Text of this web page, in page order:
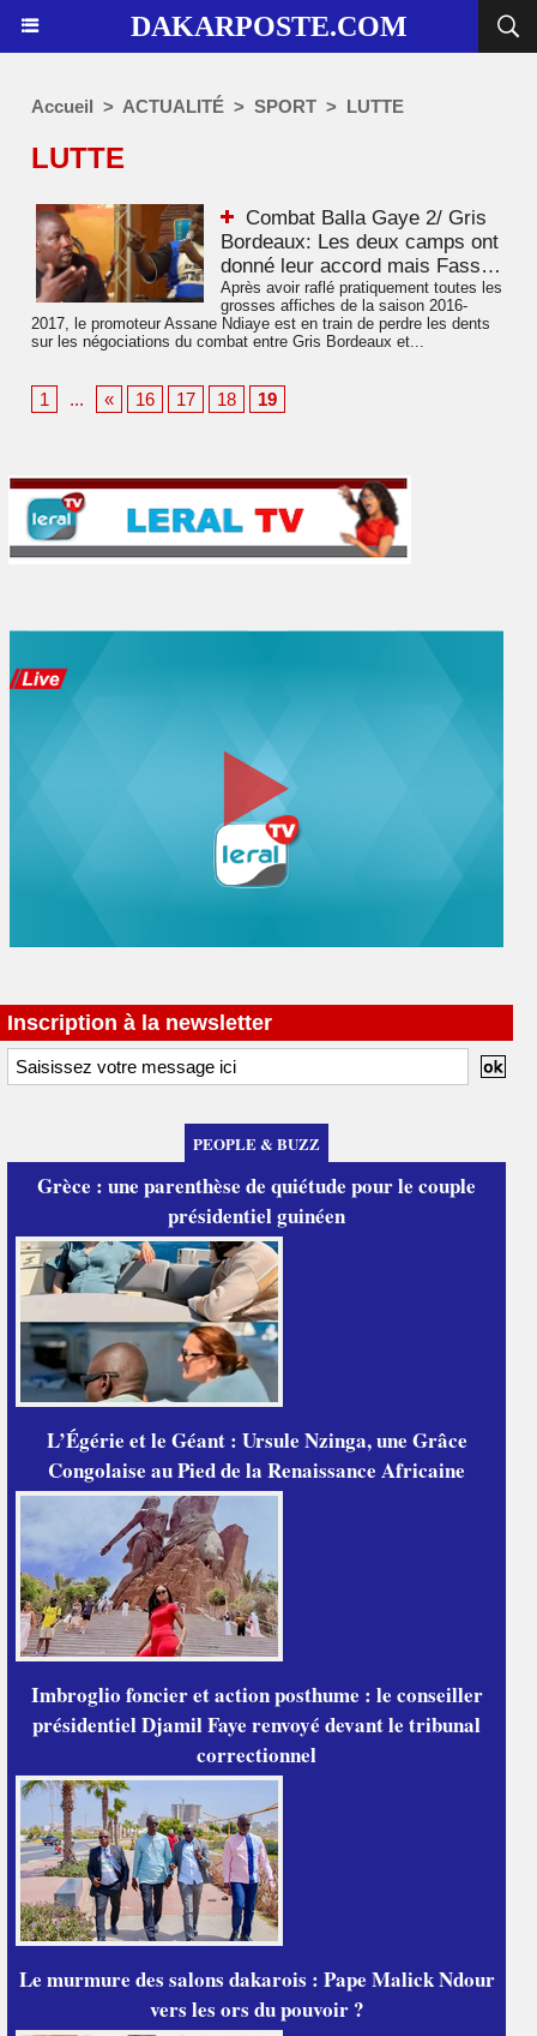
DAKARPOSTE.COM
Accueil > ACTUALITÉ > SPORT > LUTTE
LUTTE
Combat Balla Gaye 2/ Gris
Bordeaux: Les deux camps ont
donné leur accord mais Fass…
Après avoir raflé pratiquement toutes les
grosses affiches de la saison 2016-
2017, le promoteur Assane Ndiaye est en train de perdre les dents
sur les négociations du combat entre Gris Bordeaux et...
1 ... « 16 17 18 19
Inscription à la newsletter
PEOPLE & BUZZ
Grèce : une parenthèse de quiétude pour le couple
présidentiel guinéen
L’Égérie et le Géant : Ursule Nzinga, une Grâce
Congolaise au Pied de la Renaissance Africaine
Imbroglio foncier et action posthume : le conseiller
présidentiel Djamil Faye renvoyé devant le tribunal
correctionnel
Le murmure des salons dakarois : Pape Malick Ndour
vers les ors du pouvoir ?